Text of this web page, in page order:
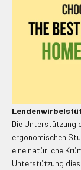
Die Unterstützung
ergonomischen
eine natürliche
Unterstützung